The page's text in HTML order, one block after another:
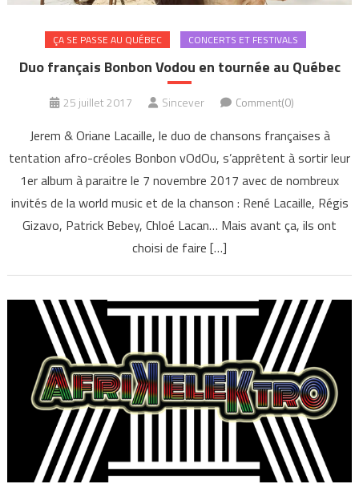
ÇA SE PASSE AU QUÉBEC CONCERTS ET FESTIVALS
Duo français Bonbon Vodou en tournée au Québec
25 juillet 2017 Sincever Comment(0)
Jerem & Oriane Lacaille, le duo de chansons françaises à
tentation afro-créoles Bonbon vOdOu, s’apprêtent à sortir leur
1er album à paraitre le 7 novembre 2017 avec de nombreux
invités de la world music et de la chanson : René Lacaille, Régis
Gizavo, Patrick Bebey, Chloé Lacan… Mais avant ça, ils ont
choisi de faire […]